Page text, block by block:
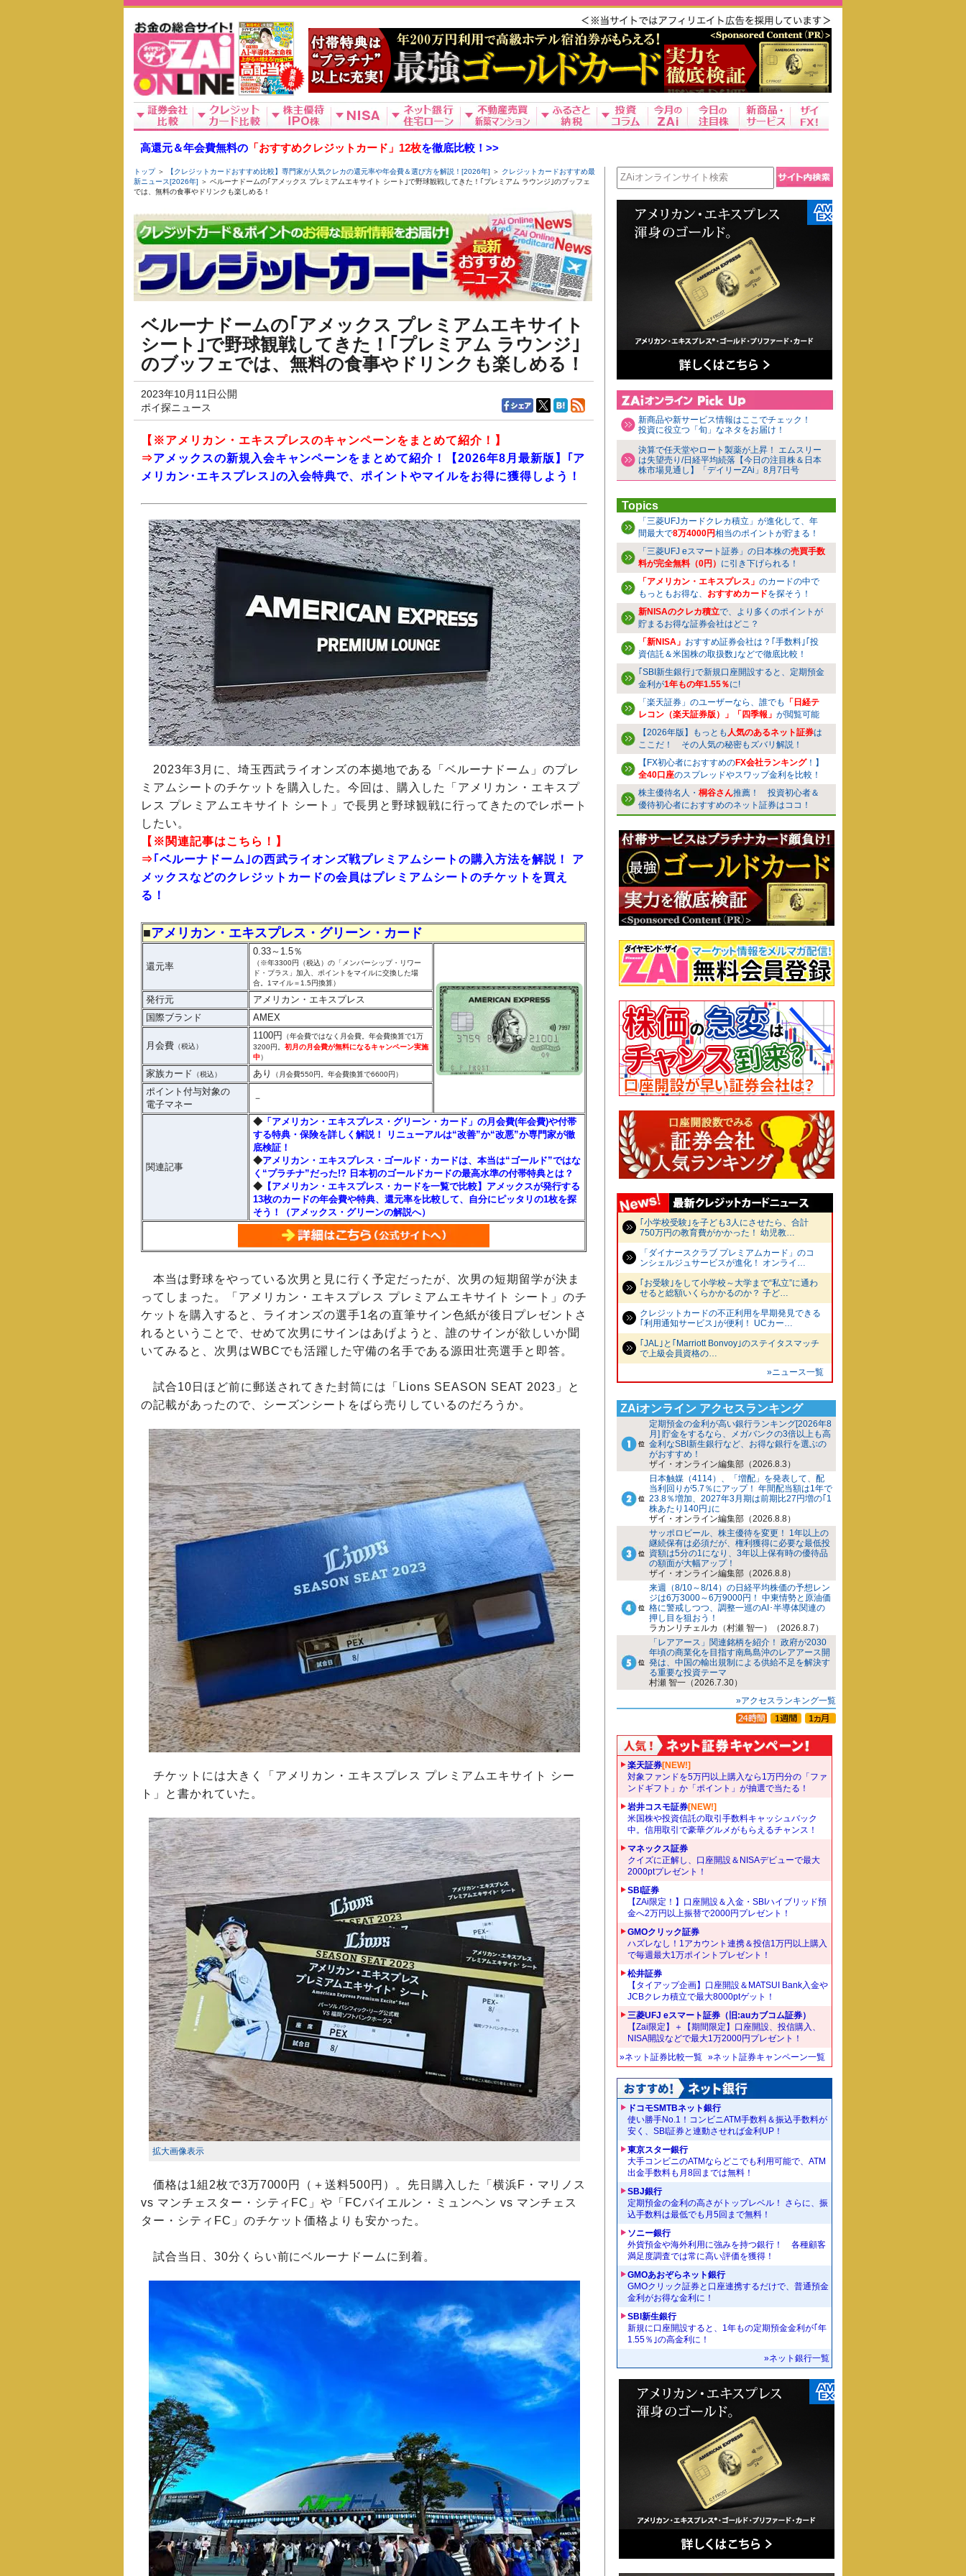
高還元＆年会費無料の 「おすすめクレジットカード」12枚を徹底比較！>>
トップ＞ 【クレジットカードおすすめ比較】専門家が人気クレカの還元率や年会費＆選び方を解説！[2026年] ＞ クレジットカードおすすめ最
新ニュース[2026年] ＞ ベルーナドームの｢アメックス プレミアムエキサイト シート｣で野球観戦してきた！｢プレミアム ラウンジ｣のブッフェ
では、無料の食事やドリンクも楽しめる！
ベルーナドームの｢アメックス プレミアムエキサイト
シート｣で野球観戦してきた！｢プレミアム ラウンジ｣
のブッフェでは、無料の食事やドリンクも楽しめる！
2023年10月11日公開
ポイ探ニュース
【※アメリカン・エキスプレスのキャンペーンをまとめて紹介！】
⇒アメックスの新規入会キャンペーンをまとめて紹介！【2026年8月最新版】｢ア
メリカン･エキスプレス｣の入会特典で、ポイントやマイルをお得に獲得しよう！
2023年3月に、埼玉西武ライオンズの本拠地である「ベルーナドーム」のプレ
ミアムシートのチケットを購入した。今回は、購入した「アメリカン・エキスプ
レス プレミアムエキサイト シート」で長男と野球観戦に行ってきたのでレポート
したい。
【※関連記事はこちら！】
⇒｢ベルーナドーム｣の西武ライオンズ戦プレミアムシートの購入方法を解説！ ア
メックスなどのクレジットカードの会員はプレミアムシートのチケットを買え
る！
■アメリカン・エキスプレス・グリーン・カード
還元率
0.33～1.5％
（※年3300円（税込）の「メンバーシップ・リワー
ド・プラス」加入、ポイントをマイルに交換した場
合。1マイル＝1.5円換算）
発行元
アメリカン・エキスプレス
国際ブランド
AMEX
月会費 （税込）
1100円 （年会費ではなく月会費。年会費換算で1万
3200円。 初月の月会費が無料になるキャンペーン実施
中）
家族カード （税込） あり （月会費550円。年会費換算で6600円）
ポイント付与対象の
電子マネー
－
関連記事
◆ 「アメリカン・エキスプレス・グリーン・カード」の月会費(年会費)や付帯
する特典・保険を詳しく解説！ リニューアルは“改善”か“改悪”か専門家が徹
底検証！
◆アメリカン・エキスプレス・ゴールド・カードは、本当は“ゴールド”ではな
く“プラチナ”だった!? 日本初のゴールドカードの最高水準の付帯特典とは？
◆ 【アメリカン・エキスプレス・カードを一覧で比較】アメックスが発行する
13枚のカードの年会費や特典、還元率を比較して、自分にピッタリの1枚を探
そう！（アメックス・グリーンの解説へ）
本当は野球をやっている次男と見に行く予定だったが、次男の短期留学が決ま
ってしまった。「アメリカン・エキスプレス プレミアムエキサイト シート」のチ
ケットを購入すると、ライオンズの選手1名の直筆サイン色紙が後日プレゼントさ
れるということで、せめて次男にサインはあげようと、誰のサインが欲しいか聞
いてみると、次男はWBCでも活躍した守備の名手である源田壮亮選手と即答。
試合10日ほど前に郵送されてきた封筒には「Lions SEASON SEAT 2023」と
の記載があったので、シーズンシートをばら売りしているのだろうか。
チケットには大きく「アメリカン・エキスプレス プレミアムエキサイト シー
ト」と書かれていた。
拡大画像表示
価格は1組2枚で3万7000円（＋送料500円）。先日購入した「横浜F・マリノス
vs マンチェスター・シティFC」や「FCバイエルン・ミュンヘン vs マンチェス
ター・シティFC」のチケット価格よりも安かった。
試合当日、30分くらい前にベルーナドームに到着。
新商品や新サービス情報はここでチェック！
投資に役立つ「旬」なネタをお届け！
決算で任天堂やロート製薬が上昇！ エムスリー
は失望売り/日経平均続落【今日の注目株＆日本
株市場見通し】「デイリーZAi」8月7日号
Topics
「三菱UFJカードクレカ積立」が進化して、年
間最大で8万4000円相当のポイントが貯まる！
「三菱UFJ eスマート証券」の日本株の売買手数
料が完全無料（0円） に引き下げられる！
「アメリカン・エキスプレス」 のカードの中で
もっともお得な、 おすすめカードを探そう！
新NISAのクレカ積立で、より多くのポイントが
貯まるお得な証券会社はどこ？
「新NISA」 おすすめ証券会社は？｢手数料｣｢投
資信託＆米国株の取扱数｣などで徹底比較！
｢SBI新生銀行｣で新規口座開設すると、定期預金
金利が1年もの年1.55％に!
「楽天証券」のユーザーなら、誰でも
「日経テ
レコン（楽天証券版）」「四季報」 が閲覧可能
【2026年版】もっとも 人気のあるネット証券は
ここだ！ その人気の秘密もズバリ解説！
【FX初心者におすすめのFX会社ランキング！】
全40口座のスプレッドやスワップ金利を比較！
株主優待名人・ 桐谷さん推薦！ 投資初心者＆
優待初心者におすすめのネット証券はココ！
｢小学校受験｣を子ども3人にさせたら、合計
750万円の教育費がかかった！ 幼児教…
「ダイナースクラブ プレミアムカード」のコ
ンシェルジュサービスが進化！ オンライ…
｢お受験｣をして小学校～大学まで“私立”に通わ
せると総額いくらかかるのか？ 子ど…
クレジットカードの不正利用を早期発見できる
｢利用通知サービス｣が便利！ UCカー…
｢JAL｣と｢Marriott Bonvoy｣のステイタスマッチ
で上級会員資格の…
»ニュース一覧
ZAiオンライン アクセスランキング
定期預金の金利が高い銀行ランキング[2026年8
月] 貯金をするなら、メガバンクの3倍以上も高
金利なSBI新生銀行など、お得な銀行を選ぶの
がおすすめ！
ザイ・オンライン編集部（2026.8.3）
日本触媒（4114）、「増配」を発表して、配
当利回りが5.7％にアップ！ 年間配当額は1年で
23.8％増加、2027年3月期は前期比27円増の｢1
株あたり140円｣に
ザイ・オンライン編集部（2026.8.8）
サッポロビール、株主優待を変更！ 1年以上の
継続保有は必須だが、権利獲得に必要な最低投
資額は5分の1になり、3年以上保有時の優待品
の額面が大幅アップ！
ザイ・オンライン編集部（2026.8.8）
来週（8/10～8/14）の日経平均株価の予想レン
ジは6万3000～6万9000円！ 中東情勢と原油価
格に警戒しつつ、調整一巡のAI･半導体関連の
押し目を狙おう！
ラカンリチェルカ（村瀬 智一）（2026.8.7）
「レアアース」関連銘柄を紹介！ 政府が2030
年頃の商業化を目指す南鳥島沖のレアアース開
発は、中国の輸出規制による供給不足を解決す
る重要な投資テーマ
村瀬 智一（2026.7.30）
»アクセスランキング一覧
楽天証券[NEW!]
対象ファンドを5万円以上購入なら1万円分の「ファ
ンドギフト」か「ポイント」が抽選で当たる！
岩井コスモ証券[NEW!]
米国株や投資信託の取引手数料キャッシュバック
中。信用取引で豪華グルメがもらえるチャンス！
マネックス証券
クイズに正解し、口座開設＆NISAデビューで最大
2000ptプレゼント！
SBI証券
【ZAi限定！】口座開設＆入金・SBIハイブリッド預
金へ2万円以上振替で2000円プレゼント！
GMOクリック証券
ハズレなし！1アカウント連携＆投信1万円以上購入
で毎週最大1万ポイントプレゼント！
松井証券
【タイアップ企画】口座開設＆MATSUI Bank入金や
JCBクレカ積立で最大8000ptゲット！
三菱UFJ eスマート証券（旧:auカブコム証券）
【Zai限定】＋【期間限定】口座開設、投信購入、
NISA開設などで最大1万2000円プレゼント！
»ネット証券比較一覧 »ネット証券キャンペーン一覧
ドコモSMTBネット銀行
使い勝手No.1！コンビニATM手数料＆振込手数料が
安く、SBI証券と連動させれば金利UP！
東京スター銀行
大手コンビニのATMならどこでも利用可能で、ATM
出金手数料も月8回までは無料！
SBJ銀行
定期預金の金利の高さがトップレベル！ さらに、振
込手数料は最低でも月5回まで無料！
ソニー銀行
外貨預金や海外利用に強みを持つ銀行！ 各種顧客
満足度調査では常に高い評価を獲得！
GMOあおぞらネット銀行
GMOクリック証券と口座連携するだけで、普通預金
金利がお得な金利に！
SBI新生銀行
新規に口座開設すると、1年もの定期預金金利が｢年
1.55％｣の高金利に！
»ネット銀行一覧